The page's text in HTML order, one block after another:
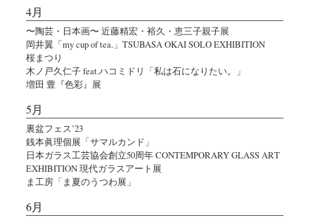
4月
〜陶芸・日本画〜 近藤精宏・裕久・恵三子親子展
岡井翼「my cup of tea.」TSUBASA OKAI SOLO EXHIBITION
桜まつり
木ノ戸久仁子 feat.ハコミドリ「私は石になりたい。」
増田 豊『色彩』展
5月
裏盆フェス’23
銭本眞理個展「サマルカンド」
日本ガラス工芸協会創立50周年 CONTEMPORARY GLASS ART
EXHIBITION 現代ガラスアート展
ま工房「ま夏のうつわ展」
6月